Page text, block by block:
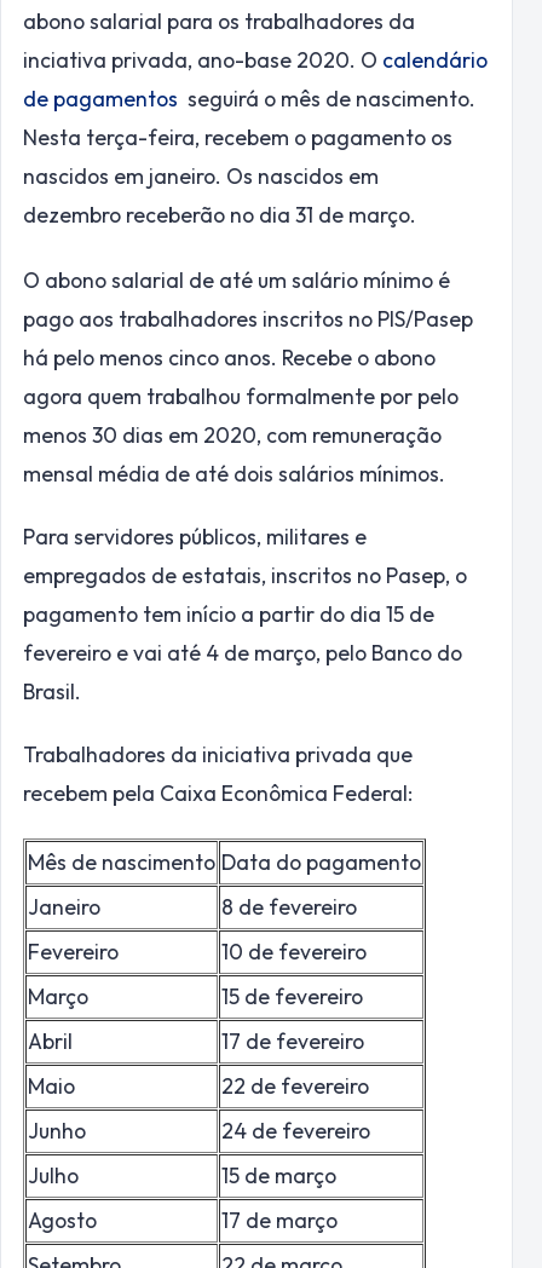
abono salarial para os trabalhadores da
inciativa privada, ano-base 2020. O calendário
de pagamentos seguirá o mês de nascimento.
Nesta terça-feira, recebem o pagamento os
nascidos em janeiro. Os nascidos em
dezembro receberão no dia 31 de março.
O abono salarial de até um salário mínimo é
pago aos trabalhadores inscritos no PIS/Pasep
há pelo menos cinco anos. Recebe o abono
agora quem trabalhou formalmente por pelo
menos 30 dias em 2020, com remuneração
mensal média de até dois salários mínimos.
Para servidores públicos, militares e
empregados de estatais, inscritos no Pasep, o
pagamento tem início a partir do dia 15 de
fevereiro e vai até 4 de março, pelo Banco do
Brasil.
Trabalhadores da iniciativa privada que
recebem pela Caixa Econômica Federal:
Mês de nascimento Data do pagamento
Janeiro
8 de fevereiro
Fevereiro
10 de fevereiro
Março
15 de fevereiro
Abril
17 de fevereiro
Maio
22 de fevereiro
Junho
24 de fevereiro
Julho
15 de março
Agosto
17 de março